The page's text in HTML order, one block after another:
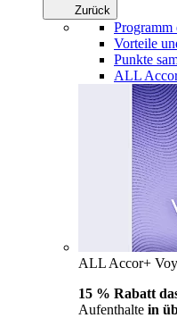
Zurück
Programm
Vorteile
Punkte
ALL
ALL Accor+
15 % Rabatt
Aufenthalte in